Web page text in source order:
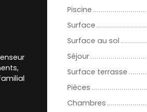
Piscine
Surface
Surface au sol
Séjour
Surface terrasse
Pièces
Chambres